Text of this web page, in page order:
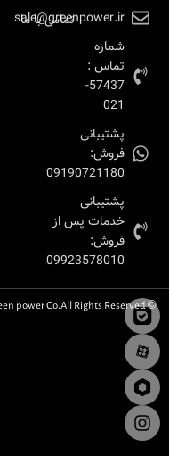
sale@greenpower.ir
شماره
تماس :
57437-
021
پشتیبانی
فروش:
09190721180
پشتیبانی
خدمات پس از
فروش:
09923578010
تماس با ما